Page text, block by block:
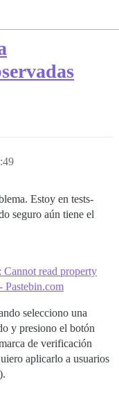
Estoy en tests-
seguro aún tiene el
Cannot read property
Pastebin.com
selecciono una
y presiono el botón
de verificación
aplicarlo a usuarios